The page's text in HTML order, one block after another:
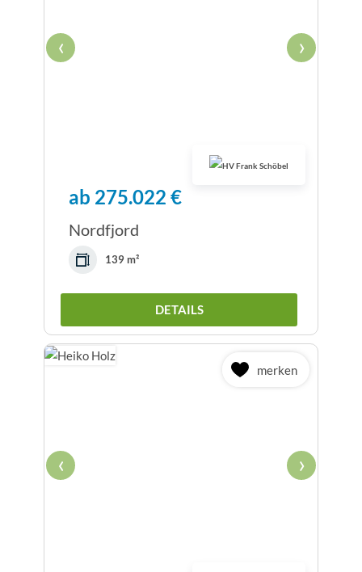
‹ ›
ab 275.022 €
Nordfjord
139 m²
DETAILS
merken
‹ ›